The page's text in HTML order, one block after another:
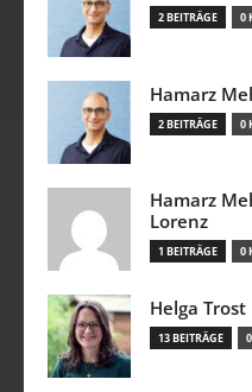
2 BEITRÄGE 0
Hamarz
2 BEITRÄGE 0
Hamarz
Lorenz
1 BEITRÄGE 0
Helga Trost
13 BEITRÄGE